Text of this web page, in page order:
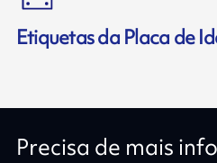
Etiquetas da Placa de
Precisa de mais